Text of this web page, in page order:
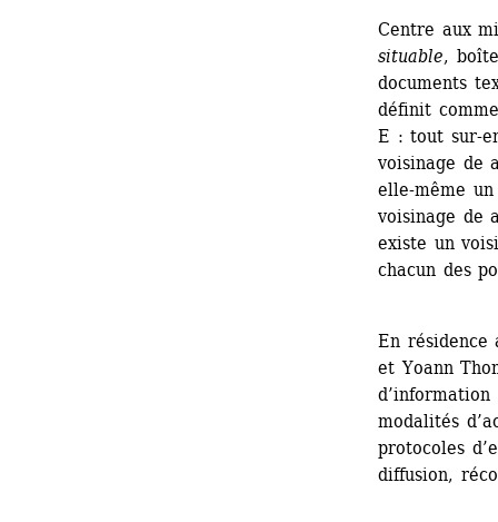
Centre aux
situable,
documents
définit
E : tout sur-
voisinage de
elle-même
voisinage de
existe un
chacun des
En résidence
et Yoann
d’information
modalités
protocoles
diffusion,